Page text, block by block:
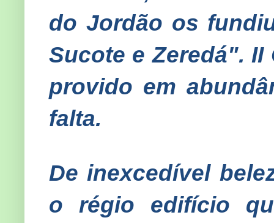
do Jordão os
Sucote e Zeredá".
provido em
falta.
De inexcedível
o régio edifício